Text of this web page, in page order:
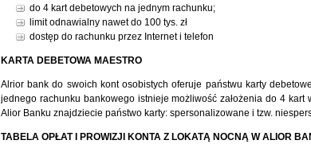
do 4 kart debetowych na jednym rachunku;
limit odnawialny nawet do 100 tys. zł
dostęp do rachunku przez Internet i telefon
KARTA DEBETOWA MAESTRO
Alrior bank do swoich kont osobistych oferuje państwu karty
jednego rachunku bankowego istnieje możliwość założenia do 4
Alior Banku znajdziecie państwo karty: spersonalizowane i tzw.
TABELA OPŁAT I PROWIZJI KONTA Z LOKATĄ NOCNĄ W ALIOR